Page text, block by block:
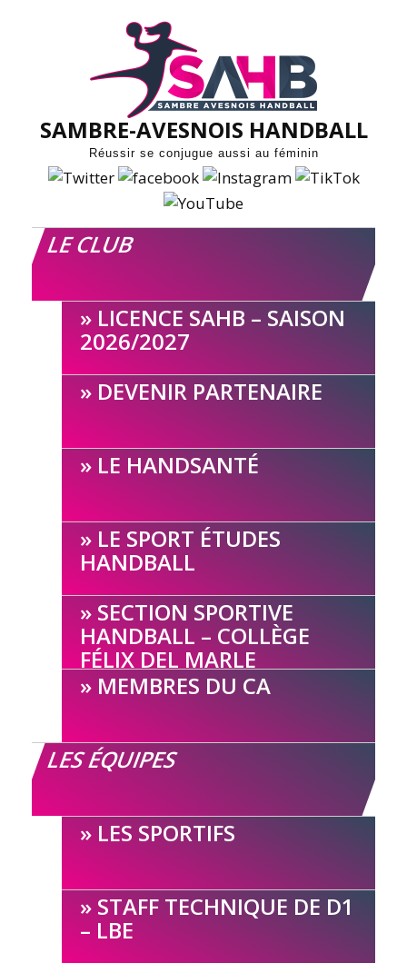
SAMBRE-AVESNOIS HANDBALL
Réussir se conjugue aussi au féminin
LE CLUB
LICENCE SAHB – SAISON
2026/2027
DEVENIR PARTENAIRE
LE HANDSANTÉ
LE SPORT ÉTUDES
HANDBALL
SECTION SPORTIVE
HANDBALL – COLLÈGE
FÉLIX DEL MARLE
MEMBRES DU CA
LES ÉQUIPES
LES SPORTIFS
STAFF TECHNIQUE DE D1
– LBE